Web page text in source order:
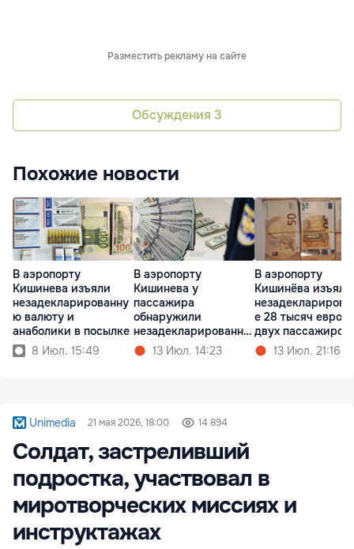
Разместить рекламу на сайте
Обсуждения 3
Похожие новости
В аэропорту
Кишинева изъяли
незадекларированну
ю валюту и
анаболики в посылке
8 Июл. 15:49
В аэропорту
Кишинева у
пассажира
обнаружили
незадекларированну
ю валюту
13 Июл. 14:23
В аэропорту
Кишинёва изъяли
е 28 тысяч евро у
двух пассажиров
13 Июл. 21:16
Unimedia 21 мая 2026, 18:00 14 894
Солдат, застреливший
подростка, участвовал в
миротворческих миссиях и
инструктажах